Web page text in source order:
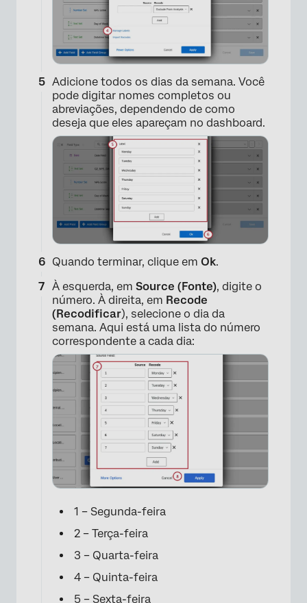
×
×
×
Adicione todos os dias da semana. Você
pode digitar nomes completos ou
abreviações, dependendo de como
deseja que eles apareçam no dashboard.
Quando terminar, clique em Ok.
À esquerda, em Source (Fonte), digite o
número. À direita, em Recode
(Recodificar), selecione o dia da
semana. Aqui está uma lista do número
correspondente a cada dia:
1 – Segunda-feira
2 – Terça-feira
3 – Quarta-feira
4 – Quinta-feira
5 – Sexta-feira